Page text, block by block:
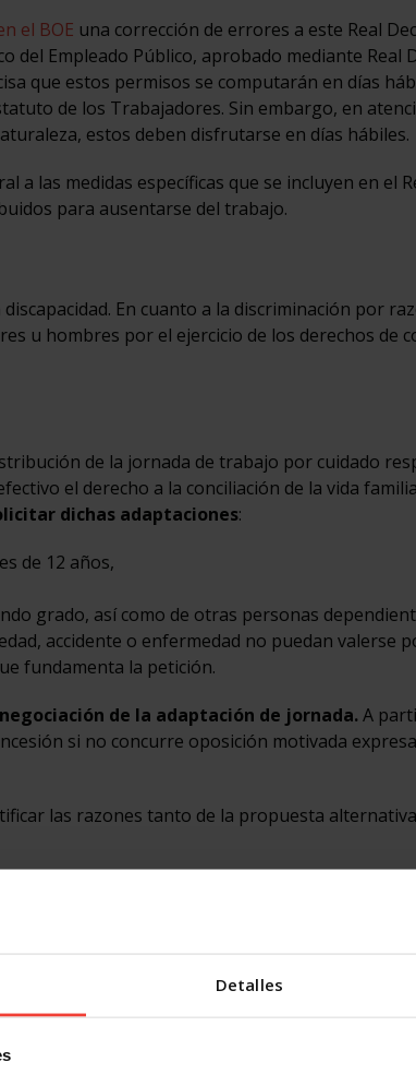
Detalles
el BOE una corrección de errores a este Real
del Empleado Público, aprobado mediante Real
que estos permisos se computarán en días
de los Trabajadores. Sin embargo, en
estos deben disfrutarse en días hábiles.
las medidas específicas que se incluyen en el
para ausentarse del trabajo.
En cuanto a la discriminación por
u hombres por el ejercicio de los derechos de
de la jornada de trabajo por cuidado
el derecho a la conciliación de la vida
dichas adaptaciones:
de 12 años,
grado, así como de otras personas
accidente o enfermedad no puedan valerse
fundamenta la petición.
de la adaptación de jornada.A
si no concurre oposición motivada
las razones tanto de la propuesta
que la persona trabajadora puede recuperar
Así pues, la persona trabajadora no
podrá regresar a la situación anterior a la
decaigan las causas que motivaron la
la empresa sólo podrá denegar el
ello.